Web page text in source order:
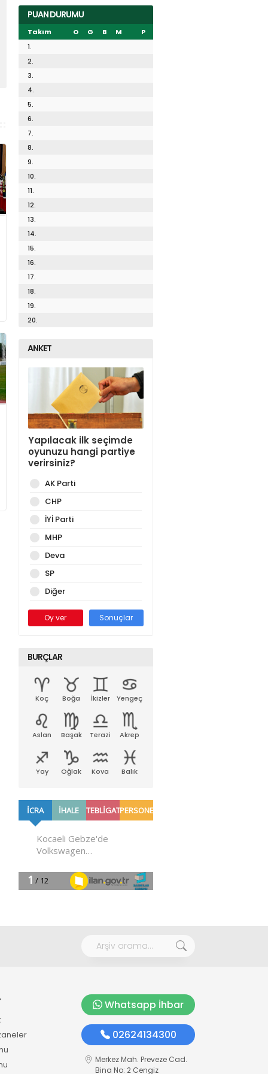
PUAN DURUMU
Takım O G B M
P
1.
2.
3.
4.
5.
6.
7.
8.
9.
10.
11.
12.
13.
14.
15.
16.
17.
18.
19.
20.
ANKET
Yapılacak ilk seçimde
oyunuzu hangi partiye
verirsiniz?
AK Parti
CHP
İYİ Parti
MHP
Deva
SP
Diğer
Oy ver Sonuçlar
BURÇLAR
Koç Boğa İkizler Yengeç
Aslan Başak Terazi Akrep
Yay Oğlak Kova Balık
Whatsapp İhbar
02624134300
Merkez Mah. Preveze Cad.
Bina No: 2 Cengiz